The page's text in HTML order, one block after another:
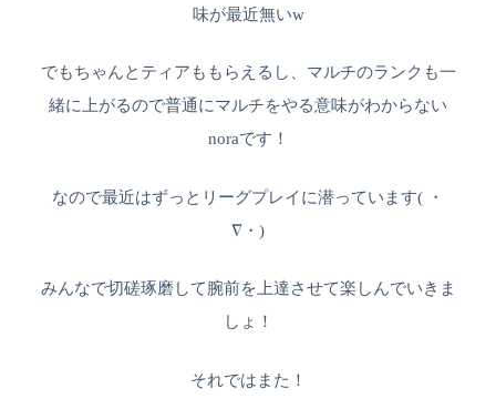
味が最近無いw
でもちゃんとティアももらえるし、マルチのランクも一
緒に上がるので普通にマルチをやる意味がわからない
noraです！
なので最近はずっとリーグプレイに潜っています( ・
∇・)
みんなで切磋琢磨して腕前を上達させて楽しんでいきま
しょ！
それではまた！